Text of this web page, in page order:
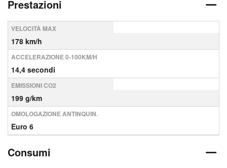
Prestazioni
VELOCITÀ MAX
178 km/h
ACCELERAZIONE 0-100KM/H
14,4 secondi
EMISSIONI CO2
199 g/km
OMOLOGAZIONE ANTINQUIN.
Euro 6
Consumi